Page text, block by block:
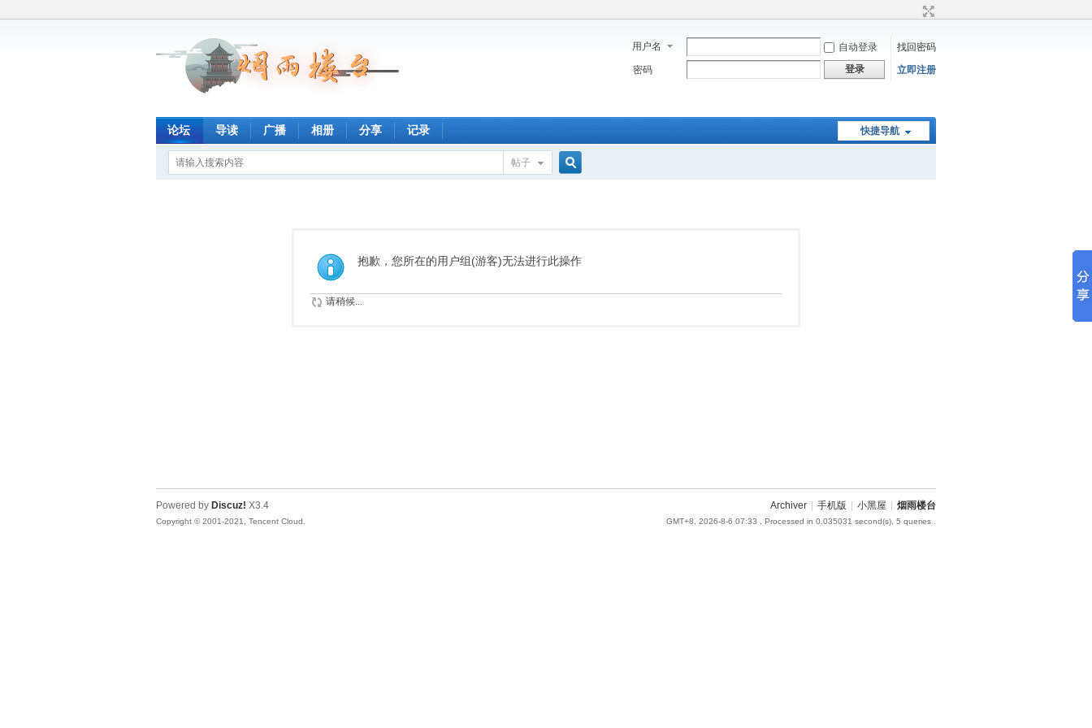
用户名 自动登录
找回密码
密码
登录 立即注册
快捷导航
论坛 导读 广播 相册 分享 记录
帖子
索
抱歉，您所在的用户组(游客)无法进行此操作
请稍候...
Archiver 手机版 小黑屋 烟雨楼台
GMT+8, 2026-8-6 07:33 , Processed in 0.035031 second(s), 5 queries .
Powered by Discuz! X3.4
Copyright © 2001-2021, Tencent Cloud.